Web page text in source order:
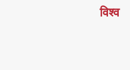
विश्व